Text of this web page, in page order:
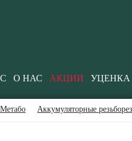
О НАС АКЦИИ УЦЕНКА
Аккумуляторные